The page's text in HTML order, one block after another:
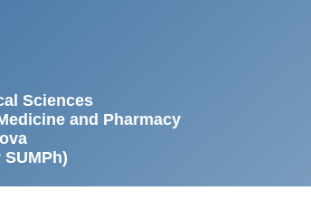
Sciences
and Pharmacy
SUMPh)